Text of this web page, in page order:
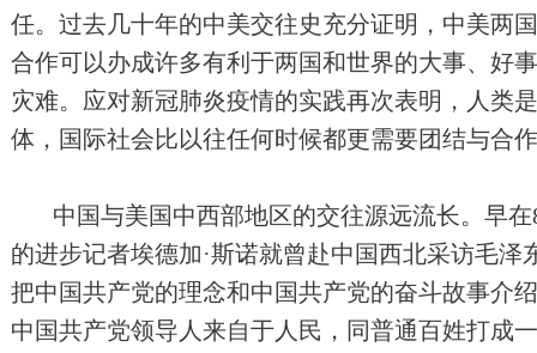
任。过去几十年的中美交往史充分证明，中美两
合作可以办成许多有利于两国和世界的大事、好
灾难。应对新冠肺炎疫情的实践再次表明，人类
体，国际社会比以往任何时候都更需要团结与合
中国与美国中西部地区的交往源远流长。早在
的进步记者埃德加·斯诺就曾赴中国西北采访毛泽
把中国共产党的理念和中国共产党的奋斗故事介
中国共产党领导人来自于人民，同普通百姓打成